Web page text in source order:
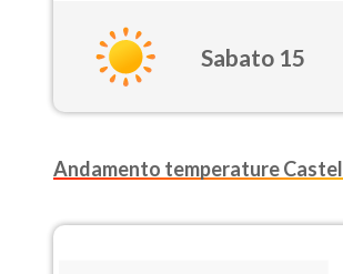
Sabato 15
Andamento temperature